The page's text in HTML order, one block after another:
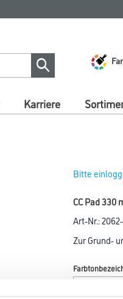
Karriere
Bitte
CC Pad 330
Art-Nr.:
Zur Grund-